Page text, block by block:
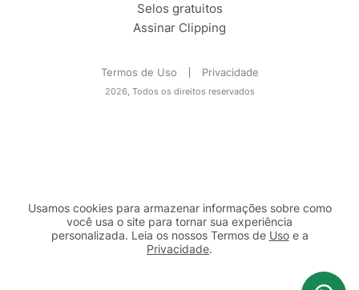
Selos gratuitos
Assinar Clipping
Termos de Uso Privacidade
2026, Todos os direitos reservados
Usamos cookies para armazenar informações sobre como
você usa o site para tornar sua experiência
personalizada. Leia os nossos Termos de Usoe a
Privacidade.